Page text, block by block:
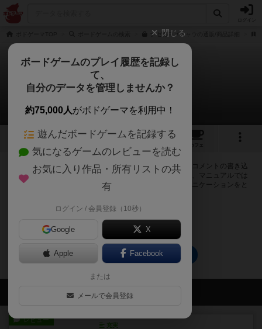
ナゼカヨメチャウの通販/商品詳細
ナゼカヨメチャウ
0件の掲示板
2 2
カフェ
ログインするとナゼカヨメチャウに関する掲示板の作成やコメントの書き込
みが出来るようになります。ルールの疑問やエラッタ情報、マニュアルでは
判断し辛い曖昧な表記等について会員同士で自由にコミュニケーションをと
ログイン/無料会員登録
ナゼカヨメチャウのトップに戻る
会員の新しい投稿
レビュー
充実
閉じる
ボードゲームのプレイ履歴を記録し
て、
自分のデータを管理しませんか？
約75,000人がボドゲーマを利用中！
遊んだボードゲームを記録する
気になるゲームのレビューを読む
お気に入り作品・所有リストの共
有
ログイン / 会員登録（10秒）
Google X
Apple Facebook
または
メールで会員登録